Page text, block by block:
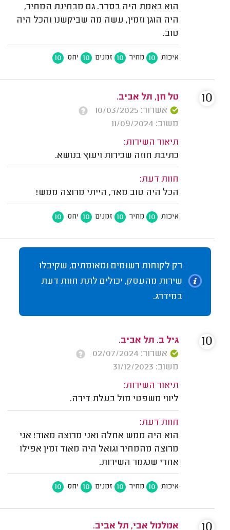
הוא באמת היה בסדר. גם מבחינת המחיר,
היה הוגן וזמין, עשה מה שביקשנו והכל היה
טוב.
איכות 10 מחיר 10 זמנים 10 יחס 10
טל חן, תל אביב.
אשרור: 10/03/2025
משוב: 11/09/2024
תיאור השירות:
כתיבת חוזה שכירות ויעוץ בנושא.
חוות דעת:
הכל היה טוב מאד, הייתי מרוצה ממש!
איכות 10 מחיר 10 זמנים 10 יחס 10
10
רק לקוחות רשומים ומאומתים, שקיבלו
שירות מהעסק, יכולים לתת חוות דעת
במידרג.
גיל ב. תל אביב.
אשרור: 02/07/2024
משוב: 31/12/2023
תיאור השירות:
ליווי משפטי מול בעלת דירה.
חוות דעת:
הוא היה ממש אחלה ואני מרוצה מאוד! אני
מרוצה מהמחיר וגואל היה מאוד זמין אפילו
אחרי שנגמר השירות.
איכות 10 מחיר 10 זמנים 10 יחס 10
10
אמלמל אבי, תל אביב.